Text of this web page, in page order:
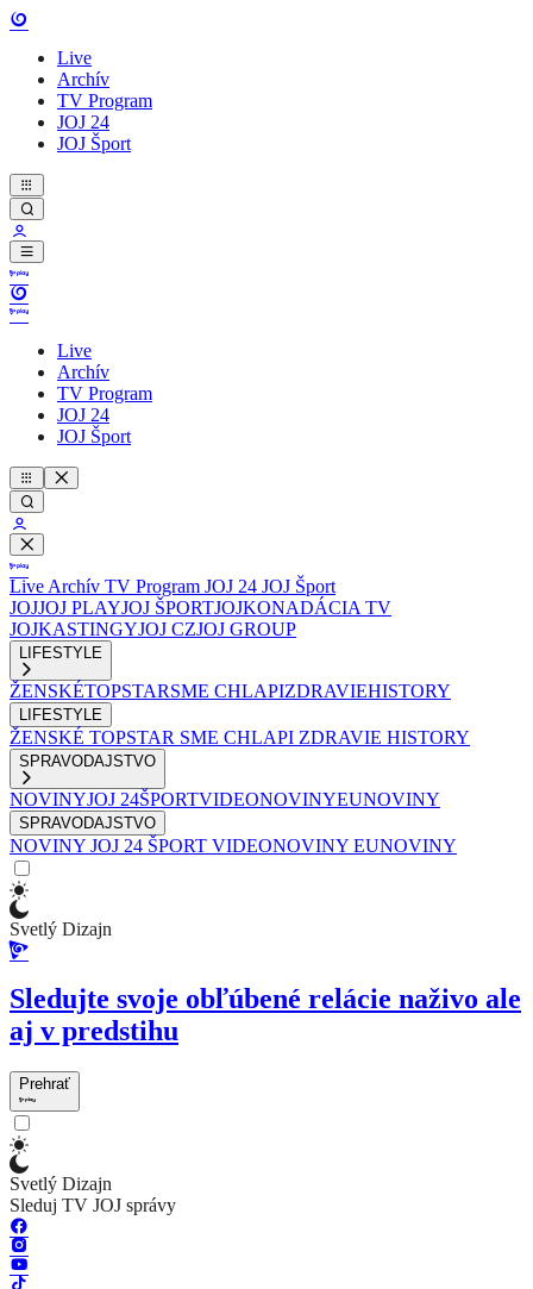
Live
Archív
TV Program
JOJ 24
JOJ Šport
Live
Archív
TV Program
JOJ 24
JOJ Šport
Live Archív TV Program JOJ 24 JOJ Šport
JOJJOJ PLAYJOJ ŠPORTJOJKONADÁCIA TV
JOJKASTINGYJOJ CZJOJ GROUP
LIFESTYLE
ŽENSKÉTOPSTARSME CHLAPIZDRAVIEHISTORY
LIFESTYLE
ŽENSKÉ TOPSTAR SME CHLAPI ZDRAVIE HISTORY
SPRAVODAJSTVO
NOVINYJOJ 24ŠPORTVIDEONOVINYEUNOVINY
SPRAVODAJSTVO
NOVINY JOJ 24 ŠPORT VIDEONOVINY EUNOVINY
Svetlý Dizajn
Sledujte svoje obľúbené relácie naživo ale
aj v predstihu
Prehrať
Svetlý Dizajn
Sleduj TV JOJ správy